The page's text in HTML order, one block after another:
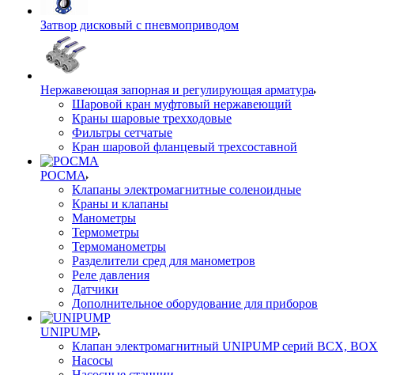
Затвор дисковый с пневмоприводом
Нержавеющая запорная и регулирующая арматура
Шаровой кран муфтовый нержавеющий
Краны шаровые трехходовые
Фильтры сетчатые
Кран шаровой фланцевый трехсоставной
РОСМА
Клапаны электромагнитные соленоидные
Краны и клапаны
Манометры
Термометры
Термоманометры
Разделители сред для манометров
Реле давления
Датчики
Дополнительное оборудование для приборов
UNIPUMP
Клапан электромагнитный UNIPUMP серий BCX, BOX
Насосы